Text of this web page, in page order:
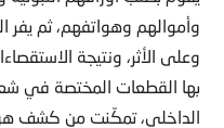
وأموالهم وهواتفهم، ثم
وعلى الأثر، ونتيجة
بها القطعات المختصة في
الداخلي، تمكّنت من كشف